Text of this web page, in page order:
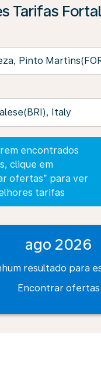
Tarifas
encontrados
clique em
ofertas” para ver
tarifas
encontrados
ago 2026
resultado para
Encontrar ofertas